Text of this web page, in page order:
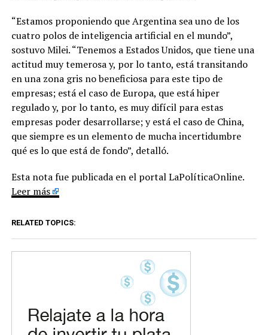
“Estamos proponiendo que Argentina sea uno de los
cuatro polos de inteligencia artificial en el mundo”,
sostuvo Milei. “Tenemos a Estados Unidos, que tiene una
actitud muy temerosa y, por lo tanto, está transitando
en una zona gris no beneficiosa para este tipo de
empresas; está el caso de Europa, que está hiper
regulado y, por lo tanto, es muy difícil para estas
empresas poder desarrollarse; y está el caso de China,
que siempre es un elemento de mucha incertidumbre
qué es lo que está de fondo”, detalló.
Esta nota fue publicada en el portal LaPolíticaOnline.
Leer más
RELATED TOPICS: